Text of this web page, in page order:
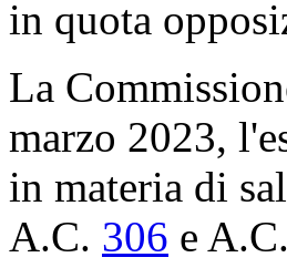
in quota
La
marzo 2023,
in materia di
A.C. 306 ​ e A.C.